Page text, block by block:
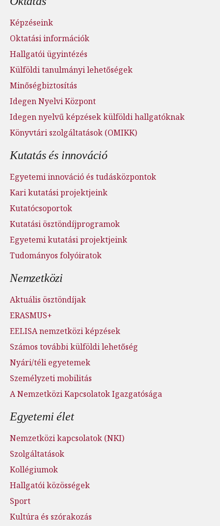
Képzéseink
Oktatási információk
Hallgatói ügyintézés
Külföldi tanulmányi lehetőségek
Minőségbiztosítás
Idegen Nyelvi Központ
Idegen nyelvű képzések külföldi hallgatóknak
Könyvtári szolgáltatások (OMIKK)
Kutatás és innováció
Egyetemi innováció és tudásközpontok
Kari kutatási projektjeink
Kutatócsoportok
Kutatási ösztöndíjprogramok
Egyetemi kutatási projektjeink
Tudományos folyóiratok
Nemzetközi
Aktuális ösztöndíjak
ERASMUS+
EELISA nemzetközi képzések
Számos további külföldi lehetőség
Nyári/téli egyetemek
Személyzeti mobilitás
A Nemzetközi Kapcsolatok Igazgatósága
Egyetemi élet
Nemzetközi kapcsolatok (NKI)
Szolgáltatások
Kollégiumok
Hallgatói közösségek
Sport
Kultúra és szórakozás